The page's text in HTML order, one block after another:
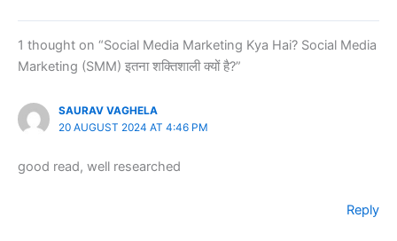
1 thought on “Social Media Marketing Kya Hai? Social Media
Marketing (SMM) इतना शक्तिशाली क्यों है?”
SAURAV VAGHELA
20 AUGUST 2024 AT 4:46 PM
good read, well researched
Reply